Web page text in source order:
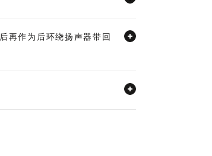
再作为后环绕扬声器带回